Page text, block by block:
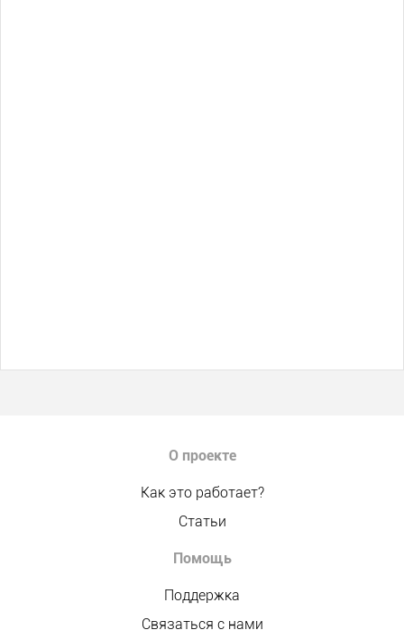
О проекте
Как это работает?
Статьи
Помощь
Поддержка
Связаться с нами